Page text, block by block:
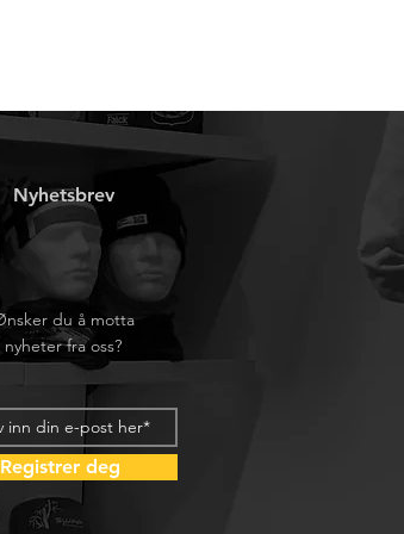
Nyhetsbrev
du å motta
nyheter fra oss?
Registrer deg